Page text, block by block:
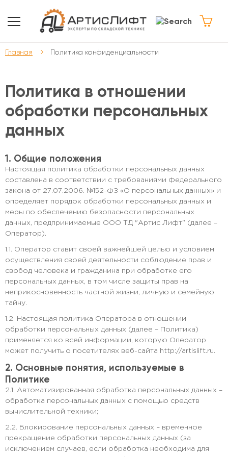
Главная Политика конфиденциальности
Политика в отношении
обработки персональных
данных
1. Общие положения
Настоящая политика обработки персональных данных
составлена в соответствии с требованиями Федерального
закона от 27.07.2006. №152-ФЗ «О персональных данных» и
определяет порядок обработки персональных данных и
меры по обеспечению безопасности персональных
данных, предпринимаемые ООО ТД "Артис Лифт" (далее –
Оператор).
1.1. Оператор ставит своей важнейшей целью и условием
осуществления своей деятельности соблюдение прав и
свобод человека и гражданина при обработке его
персональных данных, в том числе защиты прав на
неприкосновенность частной жизни, личную и семейную
тайну.
1.2. Настоящая политика Оператора в отношении
обработки персональных данных (далее – Политика)
применяется ко всей информации, которую Оператор
может получить о посетителях веб-сайта http://artislift.ru.
2. Основные понятия, используемые в
Политике
2.1. Автоматизированная обработка персональных данных –
обработка персональных данных с помощью средств
вычислительной техники;
2.2. Блокирование персональных данных – временное
прекращение обработки персональных данных (за
исключением случаев, если обработка необходима для